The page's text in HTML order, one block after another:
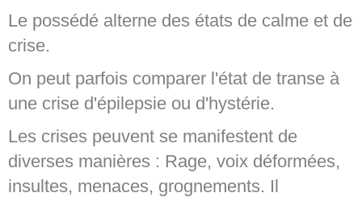
Le possédé alterne des états de calme et de
crise.
On peut parfois comparer l'état de transe à
une crise d'épilepsie ou d'hystérie.
Les crises peuvent se manifestent de
diverses manières : Rage, voix déformées,
insultes, menaces, grognements. Il